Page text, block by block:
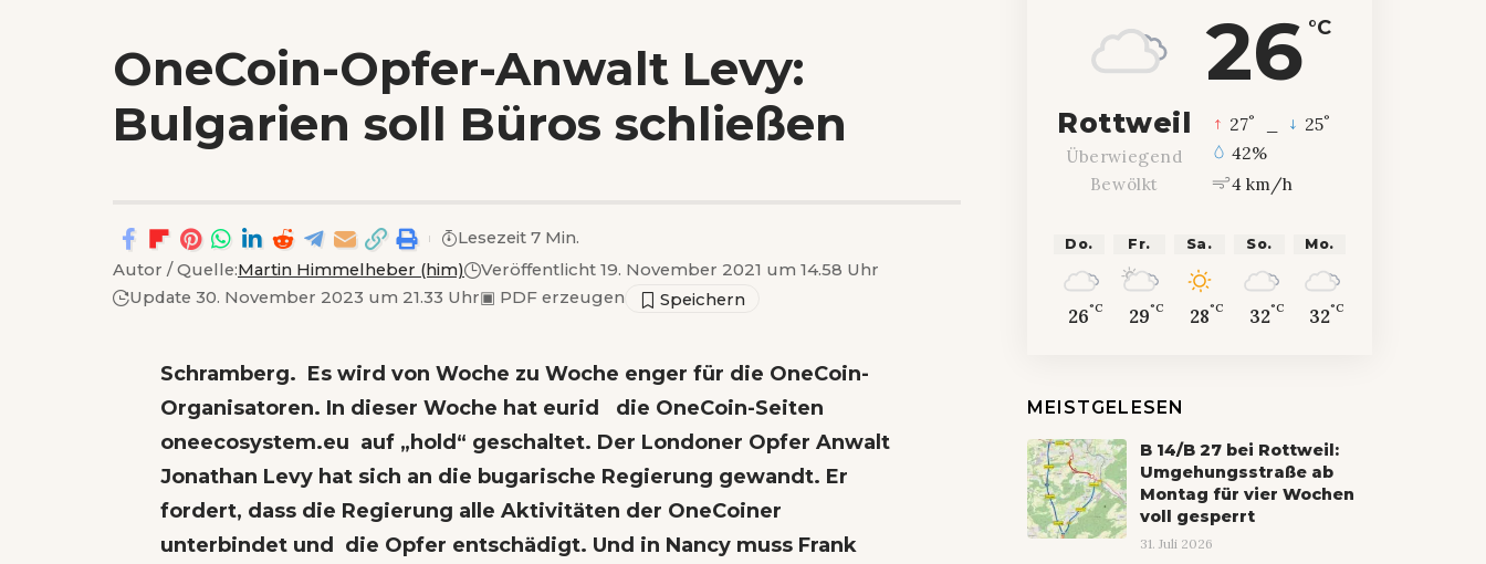
OneCoin-Opfer-Anwalt Levy:
Bulgarien soll Büros schließen
Autor / Quelle:Martin Himmelheber (him)
Veröffentlicht 19. November 2021 um 14.58 Uhr
Update 30. November 2023 um 21.33 Uhr▣ PDF erzeugen
Lesezeit 7 Min.
Schramberg. Es wird von Woche zu Woche enger für die OneCoin-
Organisatoren. In dieser Woche hat eurid die OneCoin-Seiten
oneecosystem.eu auf „hold“ geschaltet. Der Londoner Opfer Anwalt
Jonathan Levy hat sich an die bugarische Regierung gewandt. Er
fordert, dass die Regierung alle Aktivitäten der OneCoiner
unterbindet und die Opfer entschädigt. Und in Nancy muss Frank
26 °C
Rottweil
Überwiegend
Bewölkt
27° 25°
42%
4 km/h
Do.
26°C
Fr.
29°C
Sa.
28°C
So.
32°C
Mo.
32°C
MEISTGELESEN
B 14/B 27 bei Rottweil:
Umgehungsstraße ab
Montag für vier Wochen
voll gesperrt
31. Juli 2026